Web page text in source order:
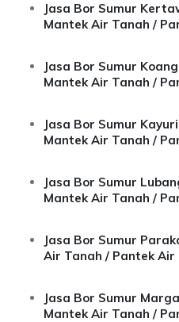
Jasa Bor Sumur
Mantek Air Tanah /
Jasa Bor Sumur
Mantek Air Tanah /
Jasa Bor Sumur
Mantek Air Tanah /
Jasa Bor Sumur
Mantek Air Tanah /
Jasa Bor Sumur
Air Tanah / Pantek Air
Jasa Bor Sumur
Mantek Air Tanah /